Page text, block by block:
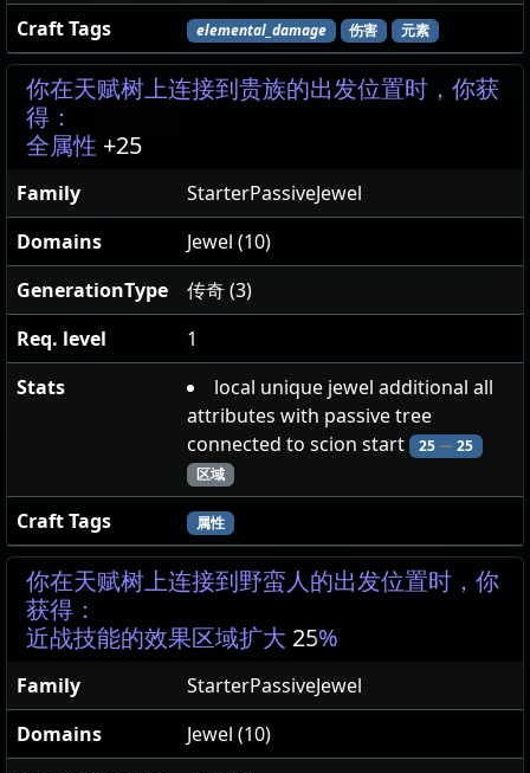
Craft Tags elemental_damage 伤害 元素
你在天赋树上连接到贵族的出发位置时，你获
得：
全属性 +25
Family
StarterPassiveJewel
Domains
Jewel (10)
GenerationType
传奇 (3)
Req. level
1
Stats
local unique jewel additional all
attributes with passive tree
connected to scion start
25—25
区域
Craft Tags 属性
你在天赋树上连接到野蛮人的出发位置时，你
获得：
近战技能的效果区域扩大 25%
Family
StarterPassiveJewel
Domains
Jewel (10)